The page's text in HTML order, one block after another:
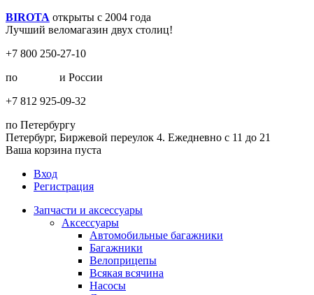
BIROTA открыты с 2004 года
Лучший веломагазин двух столиц!
+7 800 250-27-10
по
и России
+7 812 925-09-32
по Петербургу
Петербург, Биржевой переулок 4. Ежедневно с 11 до 21
Ваша корзина пуста
Вход
Регистрация
Запчасти и аксессуары
Аксессуары
Автомобильные багажники
Багажники
Велоприцепы
Всякая всячина
Насосы